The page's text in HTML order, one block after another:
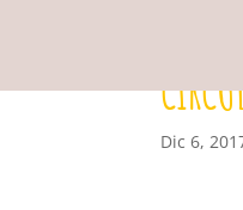
Dic 6,